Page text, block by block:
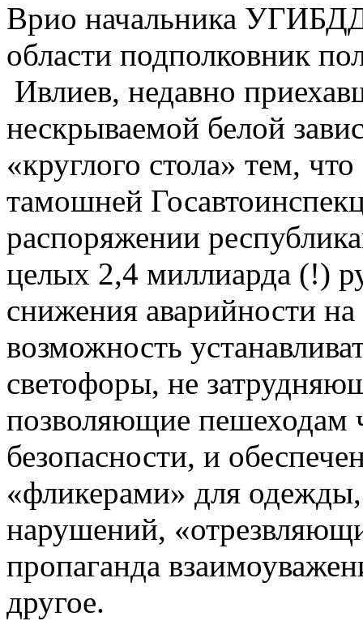
Врио начальника
области подполковник
Ивлиев, недавно
нескрываемой белой
«круглого стола» тем,
тамошней
распоряжении
целых 2,4 миллиарда (!)
снижения аварийности
возможность
светофоры, не
позволяющие пешеходам
безопасности, и
«фликерами» для
нарушений,
пропаганда
другое.